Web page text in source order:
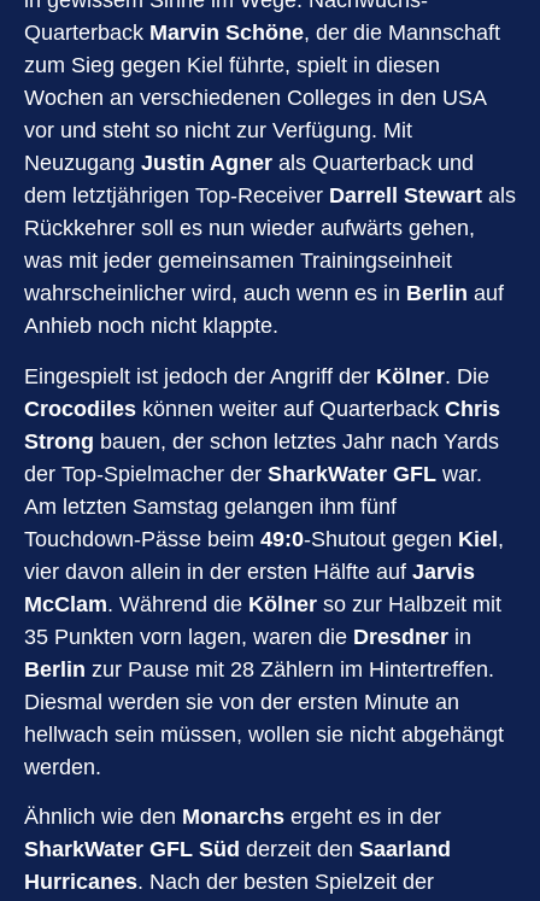
Quarterback Marvin Schöne, der die Mannschaft
zum Sieg gegen Kiel führte, spielt in diesen
Wochen an verschiedenen Colleges in den USA
vor und steht so nicht zur Verfügung. Mit
Neuzugang Justin Agner als Quarterback und
dem letztjährigen Top-Receiver Darrell Stewart als
Rückkehrer soll es nun wieder aufwärts gehen,
was mit jeder gemeinsamen Trainingseinheit
wahrscheinlicher wird, auch wenn es in Berlin auf
Anhieb noch nicht klappte.
Eingespielt ist jedoch der Angriff der Kölner. Die
Crocodiles können weiter auf Quarterback Chris
Strong bauen, der schon letztes Jahr nach Yards
der Top-Spielmacher der SharkWater GFL war.
Am letzten Samstag gelangen ihm fünf
Touchdown-Pässe beim 49:0-Shutout gegen Kiel,
vier davon allein in der ersten Hälfte auf Jarvis
McClam. Während die Kölner so zur Halbzeit mit
35 Punkten vorn lagen, waren die Dresdner in
Berlin zur Pause mit 28 Zählern im Hintertreffen.
Diesmal werden sie von der ersten Minute an
hellwach sein müssen, wollen sie nicht abgehängt
werden.
Ähnlich wie den Monarchs ergeht es in der
SharkWater GFL Süd derzeit den Saarland
Hurricanes. Nach der besten Spielzeit der